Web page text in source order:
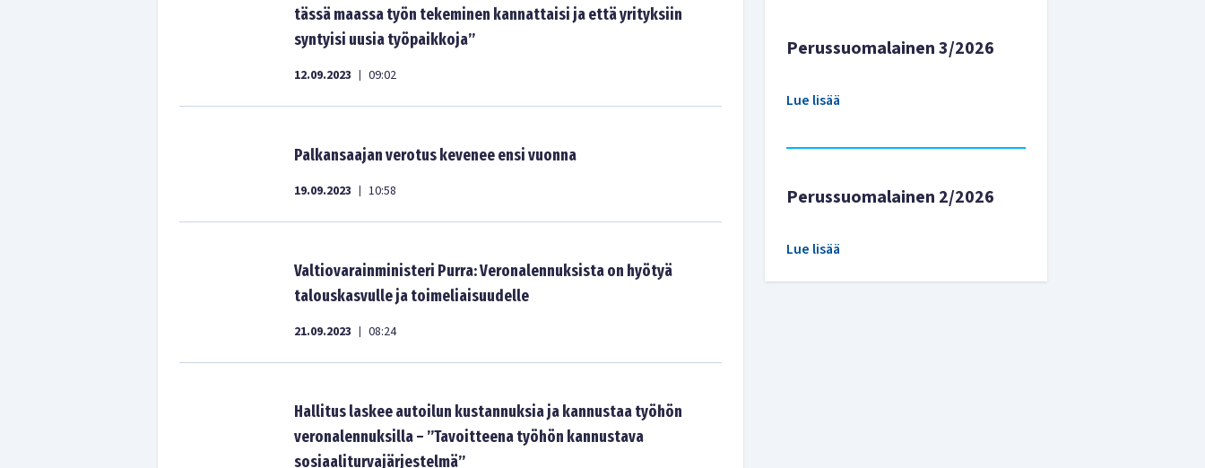
tässä maassa työn tekeminen kannattaisi ja että yrityksiin
syntyisi uusia työpaikkoja”
12.09.2023 | 09:02
Palkansaajan verotus kevenee ensi vuonna
19.09.2023 | 10:58
Valtiovarainministeri Purra: Veronalennuksista on hyötyä
talouskasvulle ja toimeliaisuudelle
21.09.2023 | 08:24
Hallitus laskee autoilun kustannuksia ja kannustaa työhön
veronalennuksilla – ”Tavoitteena työhön kannustava
sosiaaliturvajärjestelmä”
Perussuomalainen 3/2026
Lue lisää
Perussuomalainen 2/2026
Lue lisää